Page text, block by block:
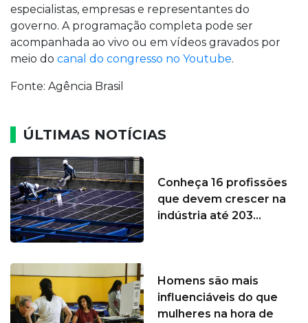
especialistas, empresas e representantes do
governo. A programação completa pode ser
acompanhada ao vivo ou em vídeos gravados por
meio do canal do congresso no Youtube.
Fonte: Agência Brasil
ÚLTIMAS NOTÍCIAS
Conheça 16 profissões
que devem crescer na
indústria até 203...
Homens são mais
influenciáveis do que
mulheres na hora de